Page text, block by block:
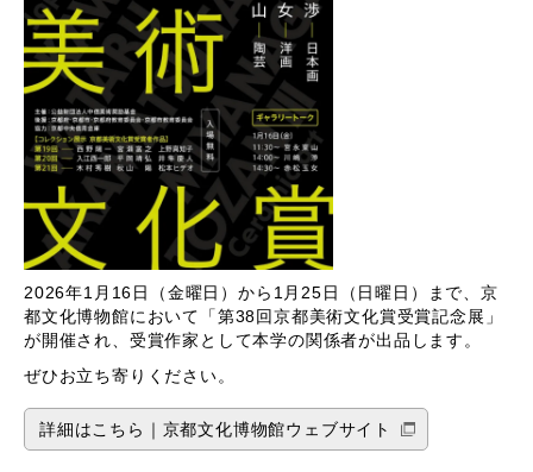
2026年1月16日（金曜日）から1月25日（日曜日）まで、京
都文化博物館において「第38回京都美術文化賞受賞記念展」
が開催され、受賞作家として本学の関係者が出品します。
ぜひお立ち寄りください。
詳細はこちら｜京都文化博物館ウェブサイト